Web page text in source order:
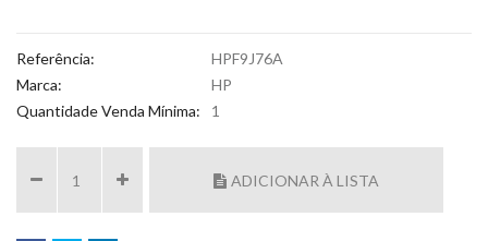
Referência:
HPF9J76A
Marca:
HP
Quantidade Venda Mínima:
1
ADICIONAR À LISTA